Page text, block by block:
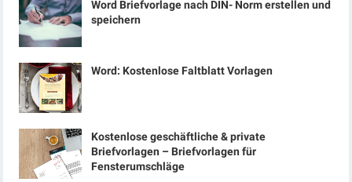
Word Briefvorlage nach DIN- Norm erstellen und
speichern
Word: Kostenlose Faltblatt Vorlagen
Kostenlose geschäftliche & private
Briefvorlagen – Briefvorlagen für
Fensterumschläge